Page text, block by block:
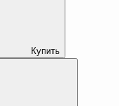
Купить